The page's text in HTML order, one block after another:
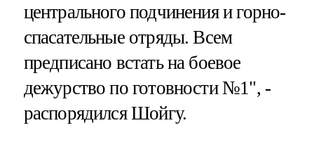
центрального подчинения и горно-
спасательные отряды. Всем
предписано встать на боевое
дежурство по готовности №1", -
распорядился Шойгу.